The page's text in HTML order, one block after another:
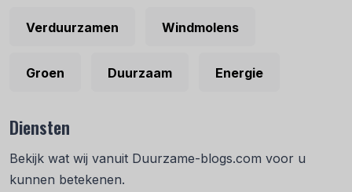
Verduurzamen Windmolens
Groen Duurzaam Energie
Diensten
Bekijk wat wij vanuit Duurzame-blogs.com voor u
kunnen betekenen.